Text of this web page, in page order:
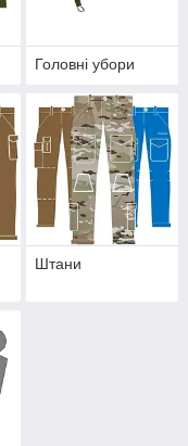
Головні убори
Штани